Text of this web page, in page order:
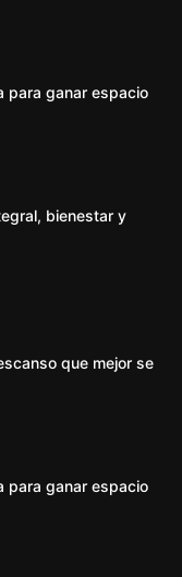
para ganar espacio
bienestar y
que mejor se
para ganar espacio